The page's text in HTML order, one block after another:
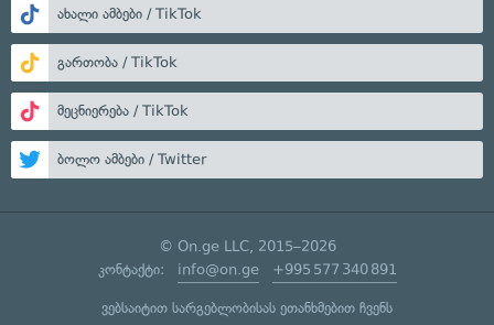
ახალი ამბები / TikTok
გართობა / TikTok
მეცნიერება / TikTok
ბოლო ამბები / Twitter
© On.ge LLC, 2015–2026
კონტაქტი: info@on.ge +995 577 340 891
ვებსაიტით სარგებლობისას ეთანხმებით ჩვენს